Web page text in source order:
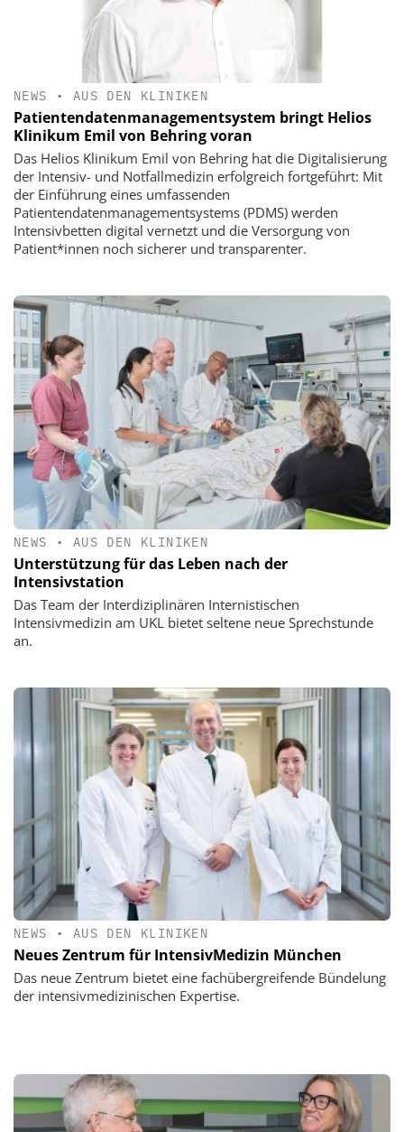
NEWS • AUS DEN KLINIKEN
Patientendatenmanagementsystem bringt Helios
Klinikum Emil von Behring voran
Das Helios Klinikum Emil von Behring hat die Digitalisierung
der Intensiv- und Notfallmedizin erfolgreich fortgeführt: Mit
der Einführung eines umfassenden
Patientendatenmanagementsystems (PDMS) werden
Intensivbetten digital vernetzt und die Versorgung von
Patient*innen noch sicherer und transparenter.
NEWS • AUS DEN KLINIKEN
Unterstützung für das Leben nach der
Intensivstation
Das Team der Interdiziplinären Internistischen
Intensivmedizin am UKL bietet seltene neue Sprechstunde
an.
NEWS • AUS DEN KLINIKEN
Neues Zentrum für IntensivMedizin München
Das neue Zentrum bietet eine fachübergreifende Bündelung
der intensivmedizinischen Expertise.